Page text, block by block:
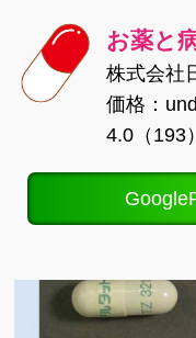
お薬と
株式会社
価格：
4.0（193）